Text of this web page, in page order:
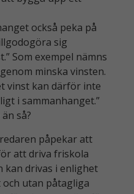
också peka på
sig
Som exempel nämns
minska vinsten.
vinst kan därför inte
i sammanhanget.”
så?
påpekar att
att driva friskola
kan drivas i enlighet
utan påtagliga